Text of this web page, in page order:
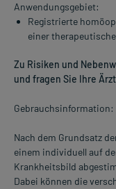
Anwendungsgebiet:
Registrierte
einer
Zu Risiken und
und fragen Sie Ihre
Gebrauchsinformation:
Nach dem Grundsatz
einem individuell auf
Krankheitsbild
Dabei können die